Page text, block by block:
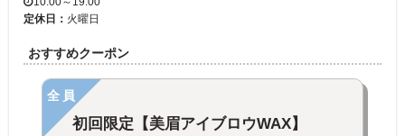
定休日： 火曜日
おすすめクーポン
全員
初回限定【美眉アイブロウWAX】